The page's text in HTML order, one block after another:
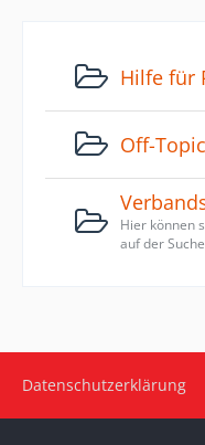
Hilfe für
Off-Topic
Hier können
auf der
Datenschutzerklärung